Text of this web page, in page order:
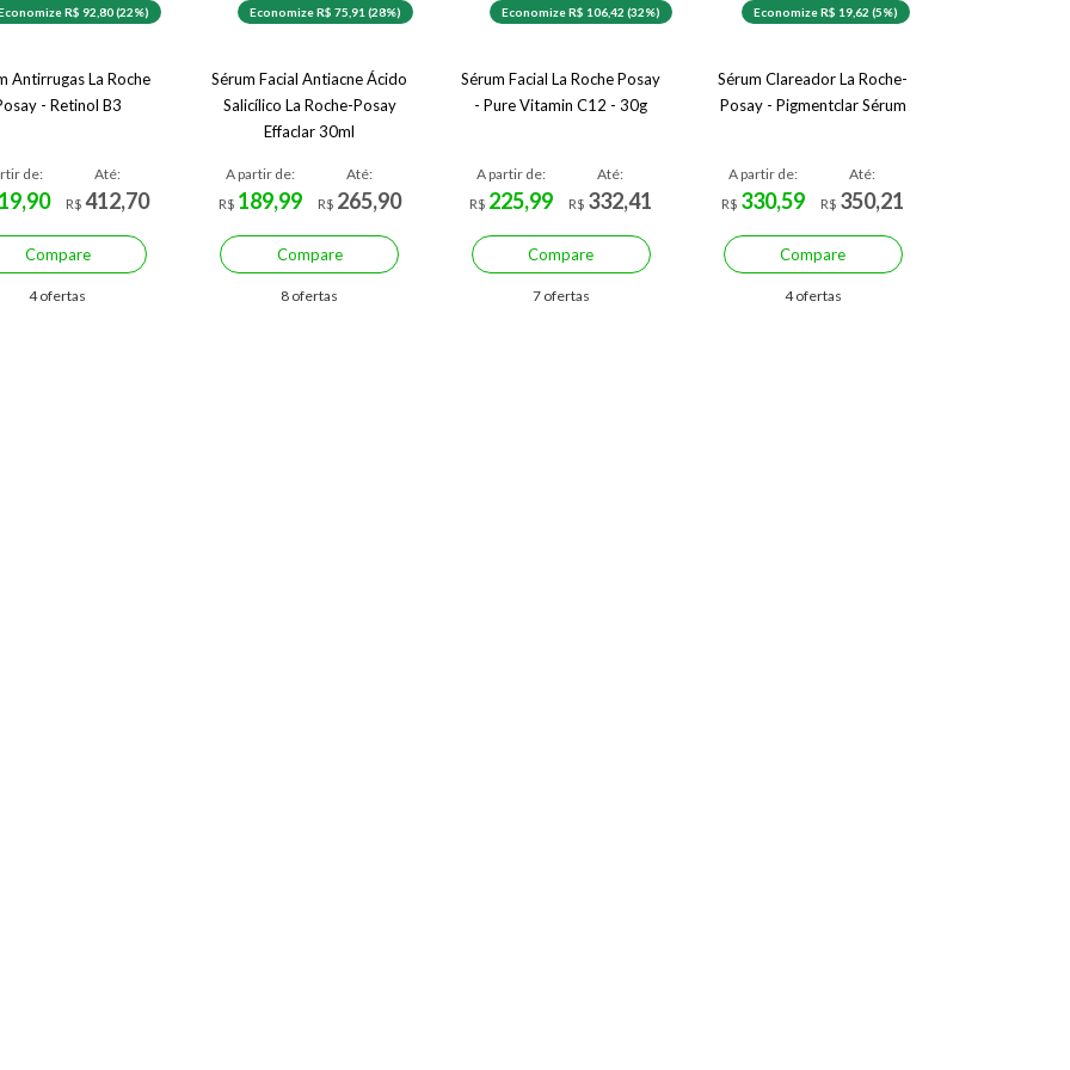
R$ 92,80 (22%)
Antirrugas La Roche
- Retinol B3
de:
Até:
R$ 412,70
Compare
4 ofertas
Economize R$ 75,91 (28%)
Sérum Facial Antiacne Ácido
Salicílico La Roche-Posay
Effaclar 30ml
A partir de:
R$ 189,99
Até:
R$ 265,90
Compare
8 ofertas
Economize R$ 106,42 (32%)
Sérum Facial La Roche Posay
- Pure Vitamin C12 - 30g
A partir de:
R$ 225,99
Até:
R$ 332,41
Compare
7 ofertas
Economize R$ 19,62 (5%)
Sérum Clareador La Roche-
Posay - Pigmentclar Sérum
A partir de:
R$ 330,59
Até:
R$ 350,21
Compare
4 ofertas